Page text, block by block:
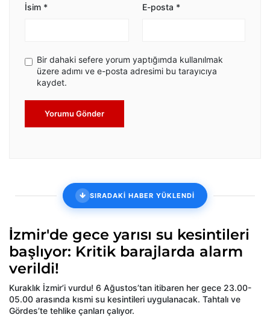
İsim * E-posta *
Bir dahaki sefere yorum yaptığımda kullanılmak
üzere adımı ve e-posta adresimi bu tarayıcıya
kaydet.
Yorumu Gönder
SIRADAKİ HABER YÜKLENDİ
İzmir'de gece yarısı su kesintileri
başlıyor: Kritik barajlarda alarm
verildi!
Kuraklık İzmir’i vurdu! 6 Ağustos’tan itibaren her gece 23.00-
05.00 arasında kısmi su kesintileri uygulanacak. Tahtalı ve
Gördes’te tehlike çanları çalıyor.